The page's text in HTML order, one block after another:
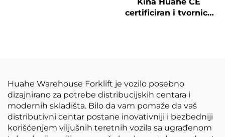
certificiran i tvornica
Huahe Warehouse Forklift je vozilo posebno
dizajnirano za potrebe distribucijskih centara i
modernih skladišta. Bilo da vam pomaže da vaš
distributivni centar postane inovativniji i bezbedniji
korišćenjem viljušnih teretnih vozila sa ugrađenom